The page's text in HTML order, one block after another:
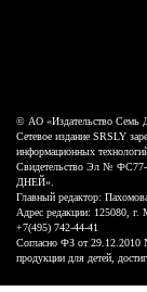
© АО «Издательство Семь
Сетевое издание SRSLY
информационных
Свидетельство Эл № ФС77-
ДНЕЙ».
Главный редактор:
Адрес редакции: 125080,
+7(495) 742-44-41
Согласно ФЗ от 29.12.2010
продукции для детей,